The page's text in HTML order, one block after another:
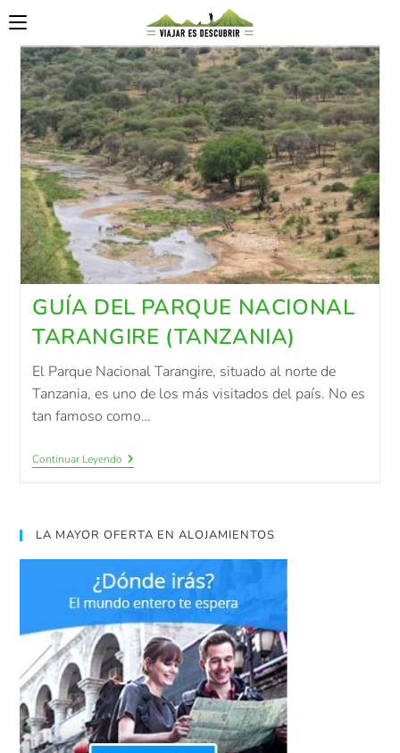
GUÍA DEL PARQUE NACIONAL
TARANGIRE (TANZANIA)
El Parque Nacional Tarangire, situado al norte de
Tanzania, es uno de los más visitados del país. No es
tan famoso como…
Continuar Leyendo
LA MAYOR OFERTA EN ALOJAMIENTOS